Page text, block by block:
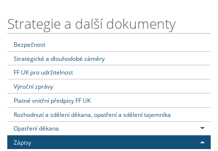
Strategie a další dokumenty
Bezpečnost
Strategické a dlouhodobé záměry
FF UK pro udržitelnost
Výroční zprávy
Platné vnitřní předpisy FF UK
Rozhodnutí a sdělení děkana, opatření a sdělení tajemníka
Opatření děkana
Zápisy